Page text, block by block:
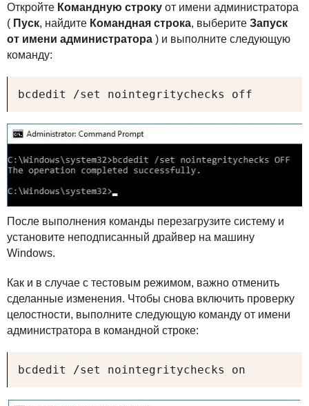
Откройте Командную строку от имени администратора
( Пуск, найдите Командная строка, выберите Запуск
от имени администратора ) и выполните следующую
команду:
bcdedit /set nointegritychecks off
После выполнения команды перезагрузите систему и
установите неподписанный драйвер на машину
Windows.
Как и в случае с тестовым режимом, важно отменить
сделанные изменения. Чтобы снова включить проверку
целостности, выполните следующую команду от имени
администратора в командной строке:
bcdedit /set nointegritychecks on